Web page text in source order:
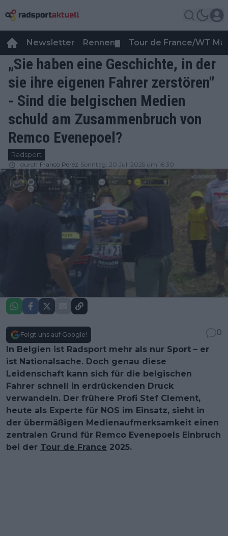
Newsletter Rennen Tour de France/WT
„Sie haben eine Geschichte, in der
sie ihre eigenen Fahrer zerstören"
- Sind die belgischen Medien
schuld am Zusammenbruch von
Remco Evenepoel?
Radsport
durch Franco Perez Sonntag, 20 Juli 2025 um 16:30
Folgt uns auf Google!
0
In Belgien ist Radsport mehr als nur Sport – er
ist Nationalsache. Doch genau diese
Leidenschaft kann sich für die belgischen
Fahrer schnell in erdrückenden Druck
verwandeln. Der frühere Profi Stef Clement,
heute als Experte für NOS im Einsatz, sieht in
der übermäßigen Medienaufmerksamkeit einen
zentralen Grund für Remco Evenepoels Einbruch
bei der Tour de France 2025.